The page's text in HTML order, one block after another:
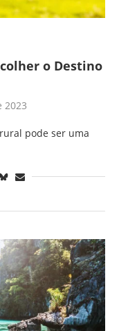
o Destino
2023
pode ser uma